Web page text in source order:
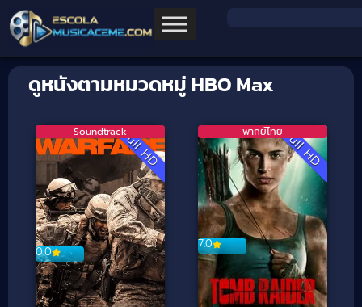
ดูหนังตามหมวดหมู่ HBO Max
Full HD
0.0
Soundtrack Full HD
7.0
พากย์ไทย